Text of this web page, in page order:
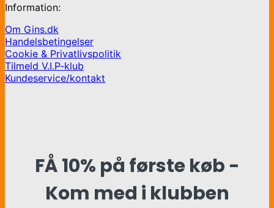
Information:
Om Gins.dk
Handelsbetingelser
Cookie & Privatlivspolitik
Tilmeld V.I.P-klub
Kundeservice/kontakt
FÅ 10% på første køb -
Kom med i klubben